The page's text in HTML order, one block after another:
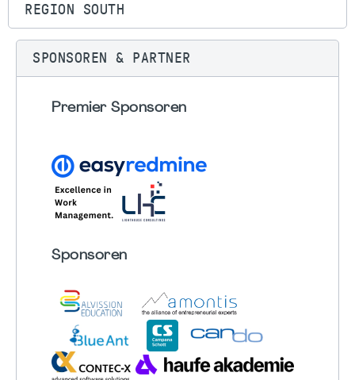
REGION SOUTH
SPONSOREN & PARTNER
Premier Sponsoren
Sponsoren